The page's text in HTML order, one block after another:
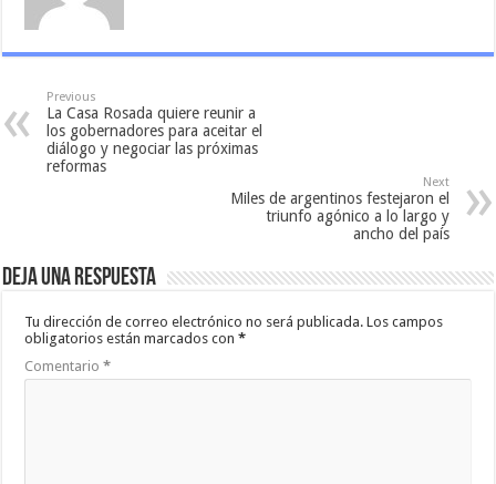
Previous
La Casa Rosada quiere reunir a
los gobernadores para aceitar el
diálogo y negociar las próximas
reformas
Next
Miles de argentinos festejaron el
triunfo agónico a lo largo y
ancho del país
Deja una respuesta
Tu dirección de correo electrónico no será publicada. Los campos
obligatorios están marcados con*
Comentario*